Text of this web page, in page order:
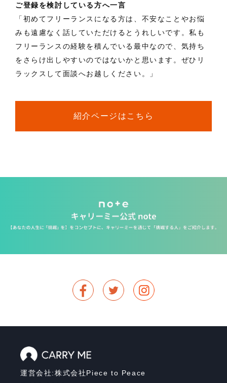
ご登録を検討している方へ一言
「初めてフリーランスになる方は、不安なことやお悩
みも遠慮なく話していただけるとうれしいです。私も
フリーランスの経験を積んでいる最中なので、気持ち
をさらけ出しやすいのではないかと思います。ぜひリ
ラックスして面談へお越しください。」
紹介ページはこちら
運営会社:株式会社Piece to Peace